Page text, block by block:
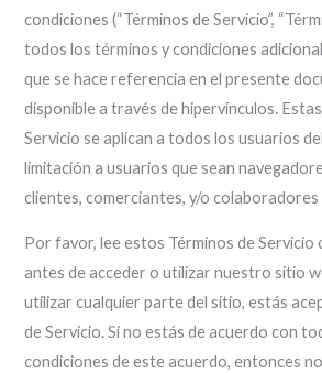
condiciones (“Términos de Servicio”,
todos los términos y condiciones
que se hace referencia en el presente
disponible a través de hipervínculos.
Servicio se aplican a todos los usuarios
limitación a usuarios que sean
clientes, comerciantes, y/o
Por favor, lee estos Términos de Servicio
antes de acceder o utilizar nuestro sitio
utilizar cualquier parte del sitio, estás
de Servicio. Si no estás de acuerdo con
condiciones de este acuerdo, entonces